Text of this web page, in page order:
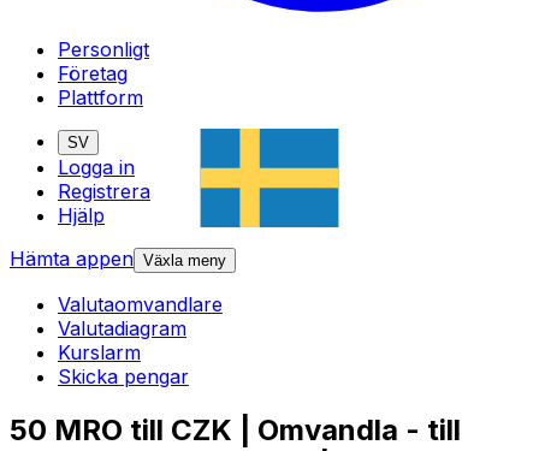
Personligt
Företag
Plattform
SV
Logga in
Registrera
Hjälp
Hämta appen Växla meny
Valutaomvandlare
Valutadiagram
Kurslarm
Skicka pengar
50 MRO till CZK | Omvandla - till